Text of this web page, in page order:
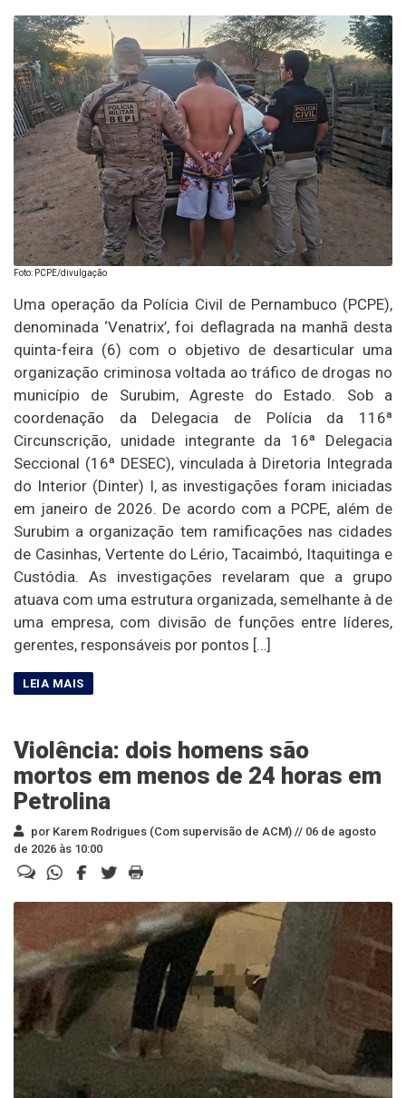
Foto: PCPE/divulgação
Uma operação da Polícia Civil de Pernambuco (PCPE),
denominada ‘Venatrix’, foi deflagrada na manhã desta
quinta-feira (6) com o objetivo de desarticular uma
organização criminosa voltada ao tráfico de drogas no
município de Surubim, Agreste do Estado. Sob a
coordenação da Delegacia de Polícia da 116ª
Circunscrição, unidade integrante da 16ª Delegacia
Seccional (16ª DESEC), vinculada à Diretoria Integrada
do Interior (Dinter) I, as investigações foram iniciadas
em janeiro de 2026. De acordo com a PCPE, além de
Surubim a organização tem ramificações nas cidades
de Casinhas, Vertente do Lério, Tacaimbó, Itaquitinga e
Custódia. As investigações revelaram que a grupo
atuava com uma estrutura organizada, semelhante à de
uma empresa, com divisão de funções entre líderes,
gerentes, responsáveis por pontos […]
Violência: dois homens são
mortos em menos de 24 horas em
Petrolina
por Karem Rodrigues (Com supervisão de ACM) // 06 de agosto
de 2026 às 10:00